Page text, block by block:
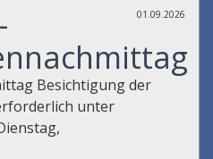
01.09.2026
Besichtigung der
unter